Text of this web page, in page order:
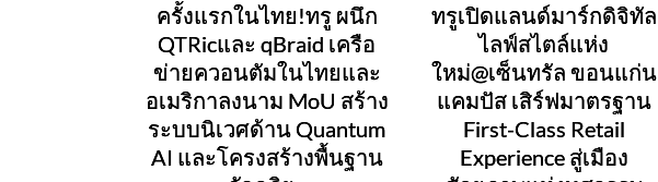
ครั้งแรกในไทย!ทรู ผนึก
QTRicและ qBraid เครือ
ข่ายควอนตัมในไทยและ
อเมริกาลงนาม MoU สร้าง
ระบบนิเวศด้าน Quantum
AI และโครงสร้างพื้นฐาน
ทรูเปิดแลนด์มาร์กดิจิทัล
ไลฟ์สไตล์แห่ง
ใหม่@เซ็นทรัล ขอนแก่น
แคมปัส เสิร์ฟมาตรฐาน
First-Class Retail
Experience สู่เมือง